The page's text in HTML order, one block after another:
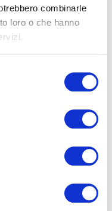
combinarle
loro o che hanno